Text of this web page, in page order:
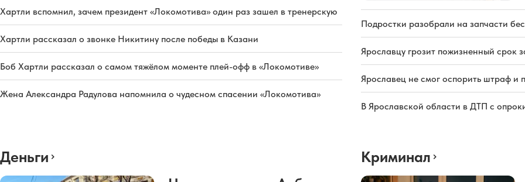
Хартли вспомнил, зачем президент «Локомотива» один раз зашел в тренерскую
Хартли рассказал о звонке Никитину после победы в Казани
Боб Хартли рассказал о самом тяжёлом моменте плей-офф в «Локомотиве»
Жена Александра Радулова напомнила о чудесном спасении «Локомотива»
Подростки разобрали на запчасти
Ярославцу грозит пожизненный срок
Ярославец не смог оспорить штраф и
В Ярославской области в ДТП с
Деньги Криминал